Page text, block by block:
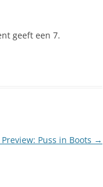
geeft een 7.
Puss in Boots →